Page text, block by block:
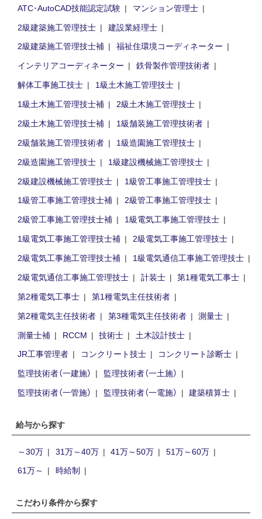
ATC･AutoCAD技能認定試験
マンション管理士
2級建築施工管理技士
建設業経理士
2級建築施工管理技士補
福祉住環境コーディネーター
インテリアコーディネーター
鉄骨製作管理技術者
解体工事施工技士
1級土木施工管理技士
1級土木施工管理技士補
2級土木施工管理技士
2級土木施工管理技士補
1級舗装施工管理技術者
2級舗装施工管理技術者
1級造園施工管理技士
2級造園施工管理技士
1級建設機械施工管理技士
2級建設機械施工管理技士
1級管工事施工管理技士
1級管工事施工管理技士補
2級管工事施工管理技士
2級管工事施工管理技士補
1級電気工事施工管理技士
1級電気工事施工管理技士補
2級電気工事施工管理技士
2級電気工事施工管理技士補
1級電気通信工事施工管理技士
2級電気通信工事施工管理技士
計装士
第1種電気工事士
第2種電気工事士
第1種電気主任技術者
第2種電気主任技術者
第3種電気主任技術者
測量士
測量士補
RCCM 技術士
土木設計技士
JR工事管理者
コンクリート技士
コンクリート診断士
監理技術者（一建施）
監理技術者（一土施）
監理技術者（一管施）
監理技術者（一電施） 建築積算士
給与から探す
～30万 31万～40万 41万～50万
51万～60万
61万～
時給制
こだわり条件から探す